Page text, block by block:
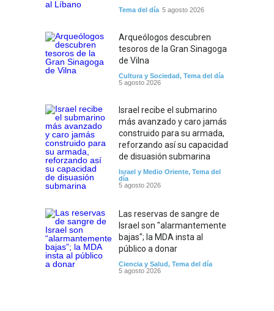
Tema del día 5 agosto 2026
Arqueólogos descubren
tesoros de la Gran Sinagoga
de Vilna
Cultura y Sociedad, Tema del día
5 agosto 2026
Israel recibe el submarino
más avanzado y caro jamás
construido para su armada,
reforzando así su capacidad
de disuasión submarina
Israel y Medio Oriente, Tema del
día
5 agosto 2026
Las reservas de sangre de
Israel son "alarmantemente
bajas"; la MDA insta al
público a donar
Ciencia y Salud, Tema del día
5 agosto 2026